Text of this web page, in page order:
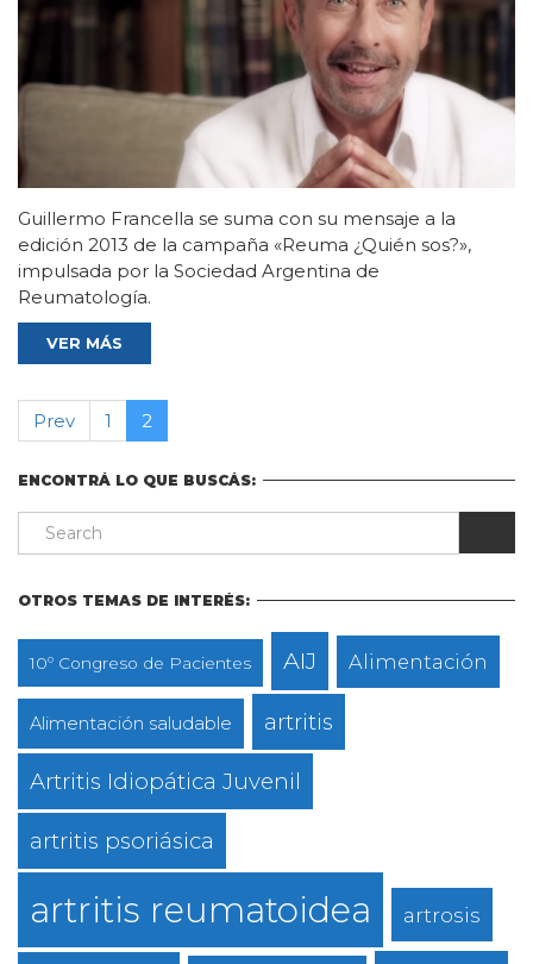
Guillermo Francella se suma con su mensaje a la
edición 2013 de la campaña «Reuma ¿Quién sos?»,
impulsada por la Sociedad Argentina de
Reumatología.
VER MÁS
Prev 1 2
ENCONTRÁ LO QUE BUSCÁS:
OTROS TEMAS DE INTERÉS:
10º Congreso de Pacientes AIJ Alimentación
Alimentación saludable artritis
Artritis Idiopática Juvenil
artritis psoriásica
artritis reumatoidea artrosis